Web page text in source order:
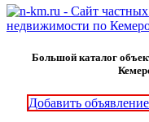
Большой каталог
Добавить объявление